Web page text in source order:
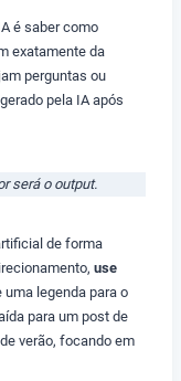
é saber como
exatamente da
perguntas ou
pela IA após
será o output.
de forma
use
uma legenda para o
para um post de
verão, focando em